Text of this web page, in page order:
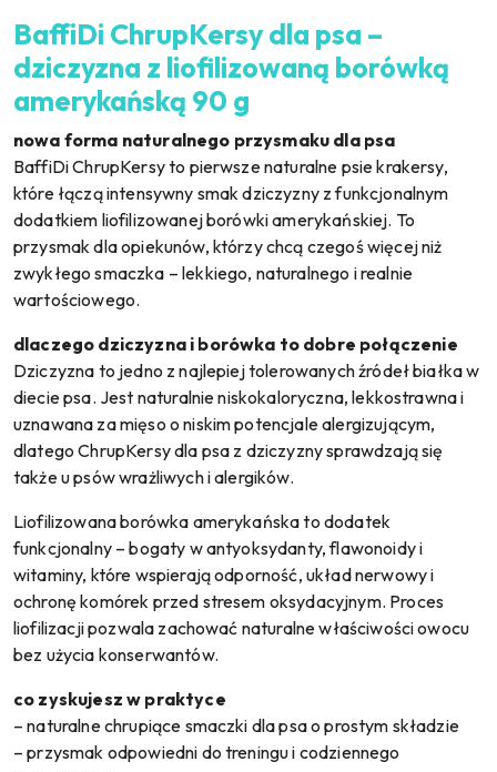
BaffiDi ChrupKersy dla psa –
dziczyzna z liofilizowaną borówką
amerykańską 90 g
nowa forma naturalnego przysmaku dla psa
BaffiDi ChrupKersy to pierwsze naturalne psie krakersy,
które łączą intensywny smak dziczyzny z funkcjonalnym
dodatkiem liofilizowanej borówki amerykańskiej. To
przysmak dla opiekunów, którzy chcą czegoś więcej niż
zwykłego smaczka – lekkiego, naturalnego i realnie
wartościowego.
dlaczego dziczyzna i borówka to dobre połączenie
Dziczyzna to jedno z najlepiej tolerowanych źródeł białka w
diecie psa. Jest naturalnie niskokaloryczna, lekkostrawna i
uznawana za mięso o niskim potencjale alergizującym,
dlatego ChrupKersy dla psa z dziczyzny sprawdzają się
także u psów wrażliwych i alergików.
Liofilizowana borówka amerykańska to dodatek
funkcjonalny – bogaty w antyoksydanty, flawonoidy i
witaminy, które wspierają odporność, układ nerwowy i
ochronę komórek przed stresem oksydacyjnym. Proces
liofilizacji pozwala zachować naturalne właściwości owocu
bez użycia konserwantów.
co zyskujesz w praktyce
– naturalne chrupiące smaczki dla psa o prostym składzie
– przysmak odpowiedni do treningu i codziennego